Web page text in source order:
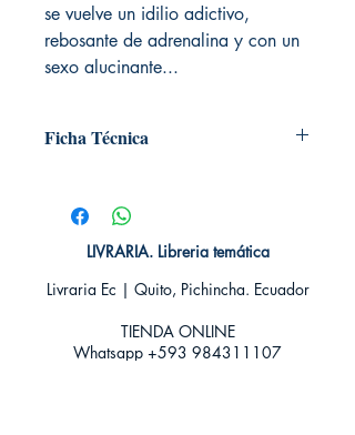
se vuelve un idilio adictivo,
rebosante de adrenalina y con un
sexo alucinante...
Ficha Técnica
Editorial: DEBOLSILLO
Idioma: Castellano
Encuadernación: Tapa blanda
Categoría: Novela Romántica - Erótica
LIVRARIA. Libreria temática
Livraria Ec | Quito, Pichincha. Ecuador
TIENDA ONLINE​
Whatsapp +593 984311107